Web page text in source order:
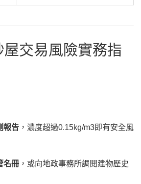
交易風險實務指
報告 ，濃度超過0.15kg/m3即有安全風
名冊 ，或向地政事務所調閱建物歷史